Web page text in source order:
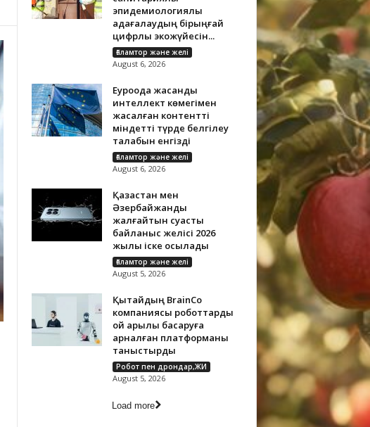
эпидемиологиялық
қадағалаудың бірыңғай
цифрлық экожүйесін...
Ғаламтор және желі
August 6, 2026
Еуроодақ жасанды
интеллект көмегімен
жасалған контентті
міндетті түрде белгілеу
талабын енгізді
Ғаламтор және желі
August 6, 2026
Қазақстан мен
Әзербайжанды
жалғайтын суасты
байланыс желісі 2026
жылы іске қосылады
Ғаламтор және желі
August 5, 2026
Қытайдың BrainCo
компаниясы роботтарды
ой арқылы басқаруға
арналған платформаны
таныстырды
Робот пен дрондар,ЖИ
August 5, 2026
Load more